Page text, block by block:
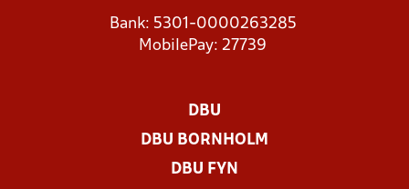
Bank: 5301-0000263285
MobilePay: 27739
DBU
DBU BORNHOLM
DBU FYN